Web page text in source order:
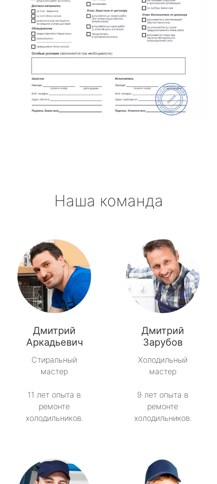
Наша команда
Дмитрий
Аркадьевич
Стиральный
мастер
11 лет опыта в
ремонте
холодильников.
Дмитрий
Зарубов
Холодильный
мастер
9 лет опыта в
ремонте
холодильников.